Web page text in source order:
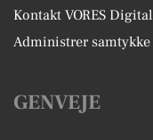
Kontakt VORES Digital
Administrer samtykke
GENVEJE